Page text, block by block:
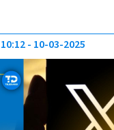
10:12 10-03-2025